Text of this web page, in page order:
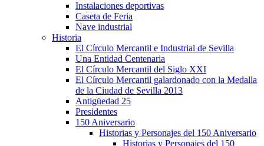
Instalaciones deportivas
Caseta de Feria
Nave industrial
Historia
El Círculo Mercantil e Industrial de Sevilla
Una Entidad Centenaria
El Círculo Mercantil del Siglo XXI
El Círculo Mercantil galardonado con la Medalla
de la Ciudad de Sevilla 2013
Antigüedad 25
Presidentes
150 Aniversario
Historias y Personajes del 150 Aniversario
Historias y Personajes del 150